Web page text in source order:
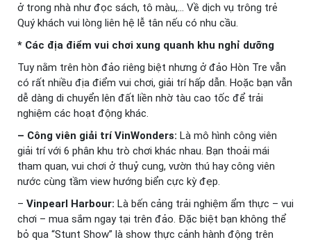
ở trong nhà như đọc sách, tô màu,… Về dịch vụ trông trẻ
Quý khách vui lòng liên hệ lễ tân nếu có nhu cầu.
* Các địa điểm vui chơi xung quanh khu nghỉ dưỡng
Tuy nằm trên hòn đảo riêng biệt nhưng ở đảo Hòn Tre vẫn
có rất nhiều địa điểm vui chơi, giải trí hấp dẫn. Hoặc bạn vẫn
dễ dàng di chuyển lên đất liền nhờ tàu cao tốc để trải
nghiệm các hoạt động khác.
– Công viên giải trí VinWonders: Là mô hình công viên
giải trí với 6 phân khu trò chơi khác nhau. Bạn thoải mái
tham quan, vui chơi ở thuỷ cung, vườn thú hay công viên
nước cùng tầm view hướng biển cực kỳ đẹp.
– Vinpearl Harbour: Là bến cảng trải nghiệm ẩm thực – vui
chơi – mua sắm ngay tại trên đảo. Đặc biệt bạn không thể
bỏ qua “Stunt Show” là show thực cảnh hành động trên